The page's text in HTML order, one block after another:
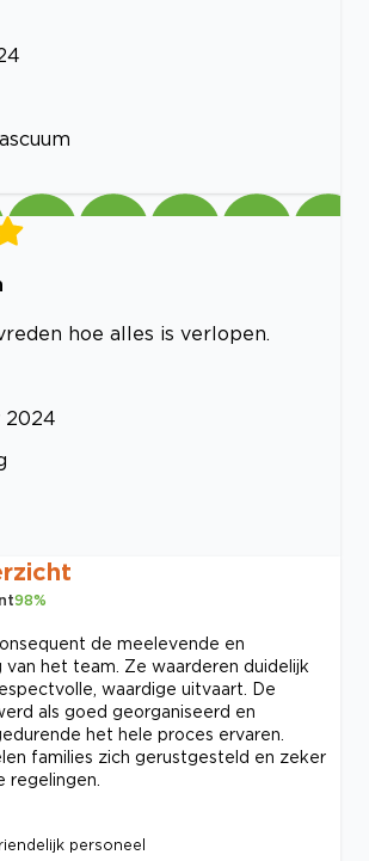
hoe alles is verlopen.
2024
98%
de meelevende en
van het team. Ze waarderen duidelijk
waardige uitvaart. De
als goed georganiseerd en
het hele proces ervaren.
families zich gerustgesteld en zeker
regelingen.
personeel